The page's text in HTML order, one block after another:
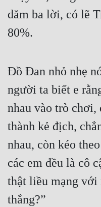
Quan Trường
Quân Sự
Sắc
Sủng
Tiên Hiệp
Tiểu Thuyết
Trinh Thám
Triều Đấu
dăm ba lời, có lẽ
80%.
Đồ Đan nhỏ nhẹ
người ta biết e
nhau vào trò chơi,
thành kẻ địch,
nhau, còn kéo
các em đều là cô
thật liều mạng với
thắng?”